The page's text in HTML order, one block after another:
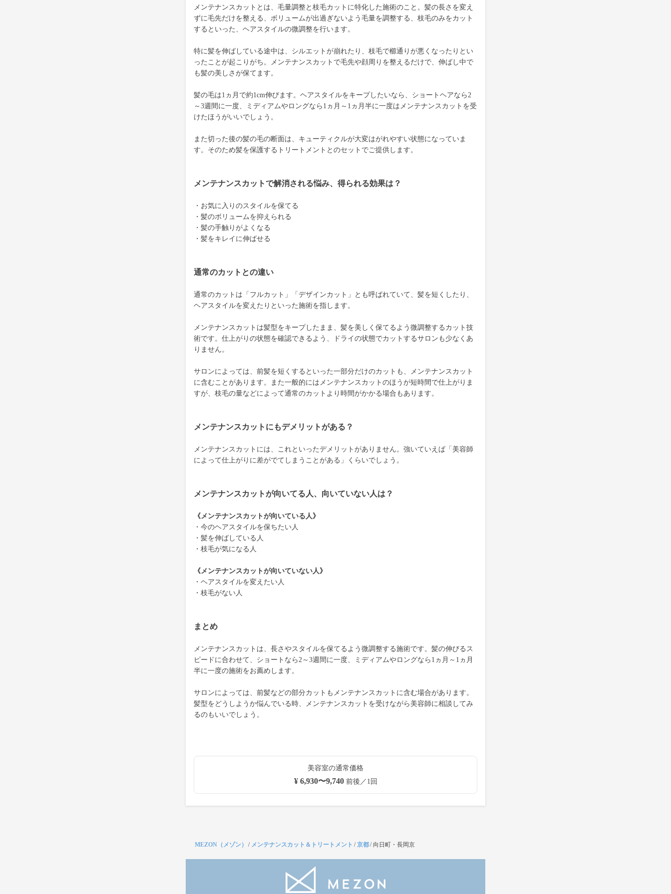
メンテナンスカットとは、毛量調整と枝毛カットに特化した施術のこと。髪の長さを変え
ずに毛先だけを整える、ボリュームが出過ぎないよう毛量を調整する、枝毛のみをカット
するといった、ヘアスタイルの微調整を行います。
特に髪を伸ばしている途中は、シルエットが崩れたり、枝毛で櫛通りが悪くなったりとい
ったことが起こりがち。メンテナンスカットで毛先や顔周りを整えるだけで、伸ばし中で
も髪の美しさが保てます。
髪の毛は1ヵ月で約1cm伸びます。ヘアスタイルをキープしたいなら、ショートヘアなら2
～3週間に一度、ミディアムやロングなら1ヵ月～1ヵ月半に一度はメンテナンスカットを受
けたほうがいいでしょう。
また切った後の髪の毛の断面は、キューティクルが大変はがれやすい状態になっていま
す。そのため髪を保護するトリートメントとのセットでご提供します。
メンテナンスカットで解消される悩み、得られる効果は？
・お気に入りのスタイルを保てる
・髪のボリュームを抑えられる
・髪の手触りがよくなる
・髪をキレイに伸ばせる
通常のカットとの違い
通常のカットは「フルカット」「デザインカット」とも呼ばれていて、髪を短くしたり、
ヘアスタイルを変えたりといった施術を指します。
メンテナンスカットは髪型をキープしたまま、髪を美しく保てるよう微調整するカット技
術です。仕上がりの状態を確認できるよう、ドライの状態でカットするサロンも少なくあ
りません。
サロンによっては、前髪を短くするといった一部分だけのカットも、メンテナンスカット
に含むことがあります。また一般的にはメンテナンスカットのほうが短時間で仕上がりま
すが、枝毛の量などによって通常のカットより時間がかかる場合もあります。
メンテナンスカットにもデメリットがある？
メンテナンスカットには、これといったデメリットがありません。強いていえば「美容師
によって仕上がりに差がでてしまうことがある」くらいでしょう。
メンテナンスカットが向いてる人、向いていない人は？
《メンテナンスカットが向いている人》
・今のヘアスタイルを保ちたい人
・髪を伸ばしている人
・枝毛が気になる人
《メンテナンスカットが向いていない人》
・ヘアスタイルを変えたい人
・枝毛がない人
まとめ
メンテナンスカットは、長さやスタイルを保てるよう微調整する施術です。髪の伸びるス
ピードに合わせて、ショートなら2～3週間に一度、ミディアムやロングなら1ヵ月～1ヵ月
半に一度の施術をお薦めします。
サロンによっては、前髪などの部分カットもメンテナンスカットに含む場合があります。
髪型をどうしようか悩んでいる時、メンテナンスカットを受けながら美容師に相談してみ
るのもいいでしょう。
美容室の通常価格
¥ 6,930〜9,740前後／1回
MEZON（メゾン） / メンテナンスカット＆トリートメント /京都/向日町・長岡京